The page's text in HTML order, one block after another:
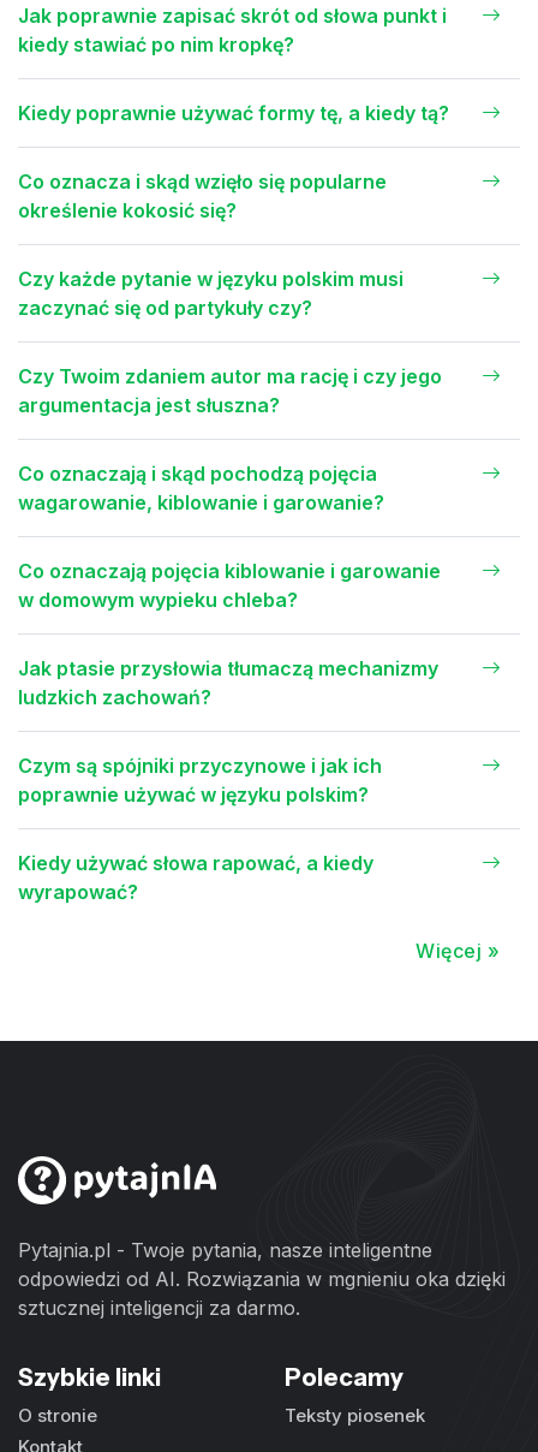
Jak poprawnie zapisać skrót od słowa punkt i
kiedy stawiać po nim kropkę?
Kiedy poprawnie używać formy tę, a kiedy tą?
Co oznacza i skąd wzięło się popularne
określenie kokosić się?
Czy każde pytanie w języku polskim musi
zaczynać się od partykuły czy?
Czy Twoim zdaniem autor ma rację i czy jego
argumentacja jest słuszna?
Co oznaczają i skąd pochodzą pojęcia
wagarowanie, kiblowanie i garowanie?
Co oznaczają pojęcia kiblowanie i garowanie
w domowym wypieku chleba?
Jak ptasie przysłowia tłumaczą mechanizmy
ludzkich zachowań?
Czym są spójniki przyczynowe i jak ich
poprawnie używać w języku polskim?
Kiedy używać słowa rapować, a kiedy
wyrapować?
Więcej »
Pytajnia.pl - Twoje pytania, nasze inteligentne
odpowiedzi od AI. Rozwiązania w mgnieniu oka dzięki
sztucznej inteligencji za darmo.
Szybkie linki
O stronie
Kontakt
Polecamy
Teksty piosenek